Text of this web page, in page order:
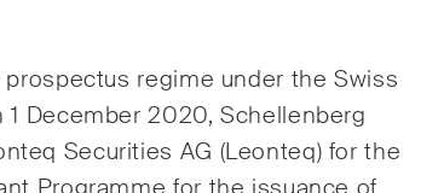
regime under the Swiss
1 December 2020, Schellenberg
Securities AG (Leonteq) for the
Programme for the issuance of
Arbitrage international
Clients privés
Commerce et transport